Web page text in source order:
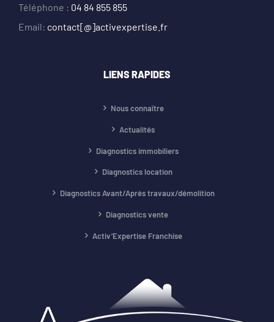
Téléphone : 04 84 855 855
Email: contact[@]activexpertise.fr
LIENS RAPIDES
Nous connaître
Actualités
Diagnostics immobiliers
Diagnostics location
Diagnostics Avant/Après travaux/démolition
Diagnostics vente
Activ’Expertise Franchise